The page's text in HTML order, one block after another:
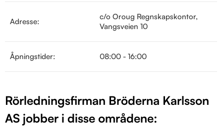
Adresse:
c/o Oroug Regnskapskontor,
Vangsveien 10
Åpningstider: 08:00 - 16:00
Rörledningsfirman Bröderna Karlsson
AS jobber i disse områdene: